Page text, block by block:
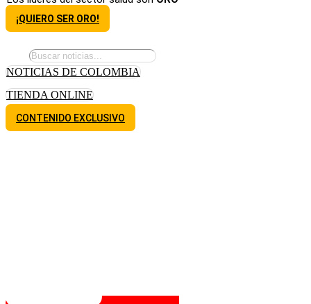
¡QUIERO SER ORO!
NOTICIAS DE COLOMBIA
TIENDA ONLINE
CONTENIDO EXCLUSIVO